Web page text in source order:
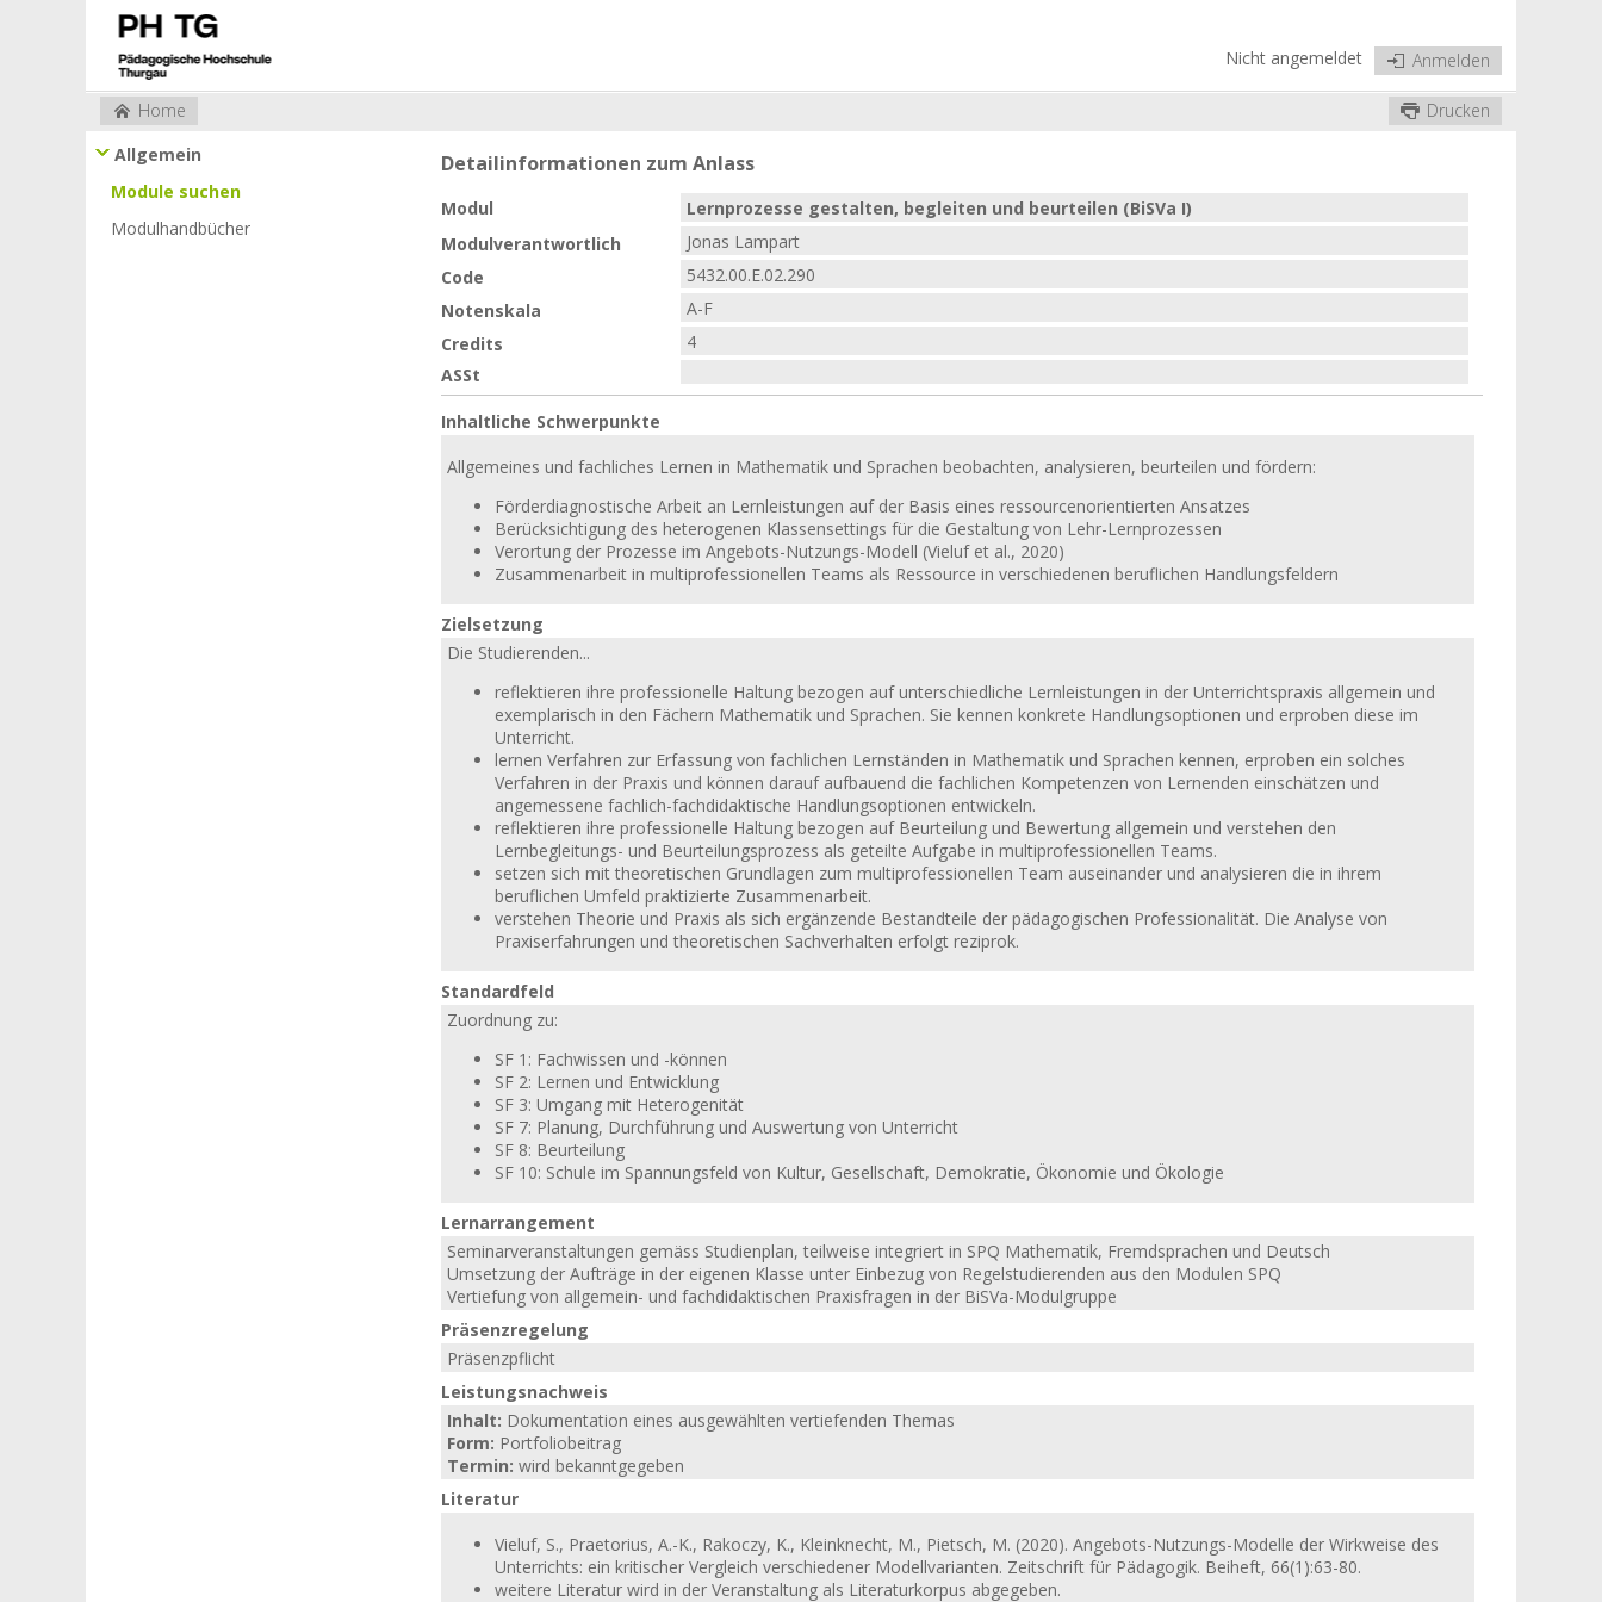
Nicht angemeldet Anmelden
Home
Drucken
Allgemein
Module suchen
Modulhandbücher
Detailinformationen zum Anlass
Modul
Lernprozesse gestalten, begleiten und beurteilen (BiSVa I)
Modulverantwortlich
Jonas Lampart
Code
5432.00.E.02.290
Notenskala
A-F
Credits
4
ASSt
Inhaltliche Schwerpunkte
Allgemeines und fachliches Lernen in Mathematik und Sprachen beobachten, analysieren, beurteilen und fördern:
Förderdiagnostische Arbeit an Lernleistungen auf der Basis eines ressourcenorientierten Ansatzes
Berücksichtigung des heterogenen Klassensettings für die Gestaltung von Lehr-Lernprozessen
Verortung der Prozesse im Angebots-Nutzungs-Modell (Vieluf et al., 2020)
Zusammenarbeit in multiprofessionellen Teams als Ressource in verschiedenen beruflichen Handlungsfeldern
Zielsetzung
Die Studierenden...
reflektieren ihre professionelle Haltung bezogen auf unterschiedliche Lernleistungen in der Unterrichtspraxis allgemein und
exemplarisch in den Fächern Mathematik und Sprachen. Sie kennen konkrete Handlungsoptionen und erproben diese im
Unterricht.
lernen Verfahren zur Erfassung von fachlichen Lernständen in Mathematik und Sprachen kennen, erproben ein solches
Verfahren in der Praxis und können darauf aufbauend die fachlichen Kompetenzen von Lernenden einschätzen und
angemessene fachlich-fachdidaktische Handlungsoptionen entwickeln.
reflektieren ihre professionelle Haltung bezogen auf Beurteilung und Bewertung allgemein und verstehen den
Lernbegleitungs- und Beurteilungsprozess als geteilte Aufgabe in multiprofessionellen Teams.
setzen sich mit theoretischen Grundlagen zum multiprofessionellen Team auseinander und analysieren die in ihrem
beruflichen Umfeld praktizierte Zusammenarbeit.
verstehen Theorie und Praxis als sich ergänzende Bestandteile der pädagogischen Professionalität. Die Analyse von
Praxiserfahrungen und theoretischen Sachverhalten erfolgt reziprok.
Standardfeld
Zuordnung zu:
SF 1: Fachwissen und -können
SF 2: Lernen und Entwicklung
SF 3: Umgang mit Heterogenität
SF 7: Planung, Durchführung und Auswertung von Unterricht
SF 8: Beurteilung
SF 10: Schule im Spannungsfeld von Kultur, Gesellschaft, Demokratie, Ökonomie und Ökologie
Lernarrangement
Seminarveranstaltungen gemäss Studienplan, teilweise integriert in SPQ Mathematik, Fremdsprachen und Deutsch
Umsetzung der Aufträge in der eigenen Klasse unter Einbezug von Regelstudierenden aus den Modulen SPQ
Vertiefung von allgemein- und fachdidaktischen Praxisfragen in der BiSVa-Modulgruppe
Präsenzregelung
Präsenzpflicht
Leistungsnachweis
Inhalt: Dokumentation eines ausgewählten vertiefenden Themas
Form: Portfoliobeitrag
Termin: wird bekanntgegeben
Literatur
Vieluf, S., Praetorius, A.-K., Rakoczy, K., Kleinknecht, M., Pietsch, M. (2020). Angebots-Nutzungs-Modelle der Wirkweise des
Unterrichts: ein kritischer Vergleich verschiedener Modellvarianten. Zeitschrift für Pädagogik. Beiheft, 66(1):63-80.
weitere Literatur wird in der Veranstaltung als Literaturkorpus abgegeben.